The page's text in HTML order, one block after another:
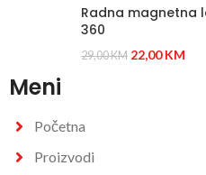
Radna magnetna
360
29,00KM 22,00KM
Meni
Početna
Proizvodi